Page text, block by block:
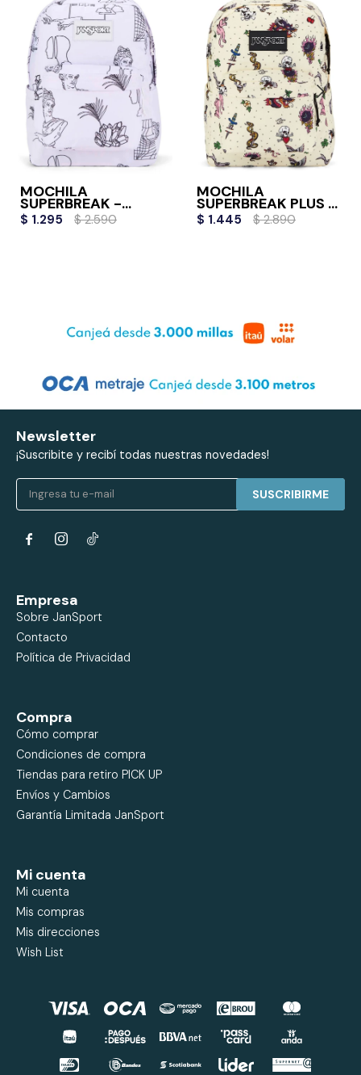
MOCHILA
SUPERBREAK -
COLOR ME
$ 1.295 $ 2.590
MOCHILA
SUPERBREAK PLUS -
TRADITIONAL
$ 1.445 $ 2.890
Newsletter
¡Suscribite y recibí todas nuestras novedades!
SUSCRIBIRME
 
Empresa
Sobre JanSport
Contacto
Política de Privacidad
Compra
Cómo comprar
Condiciones de compra
Tiendas para retiro PICK UP
Envíos y Cambios
Garantía Limitada JanSport
Mi cuenta
Mi cuenta
Mis compras
Mis direcciones
Wish List